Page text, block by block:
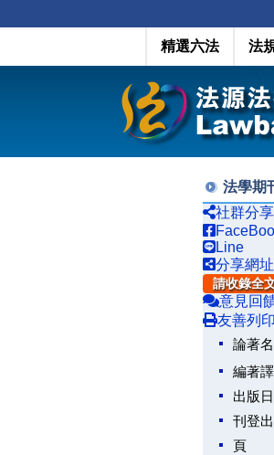
精選六法 法
法學期
社群分享
Line
分享網址
請收錄全
意見回
友善列印
論著名
編著譯
出版日
刊登出
頁